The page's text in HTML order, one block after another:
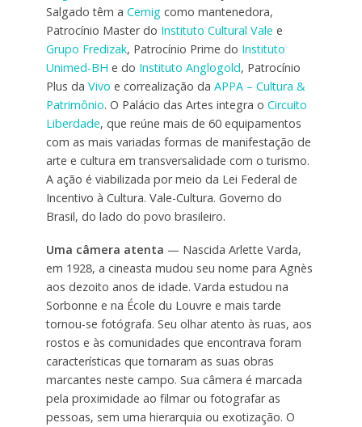
Salgado têm a Cemigcomo mantenedora,
Patrocínio Master do Instituto Cultural Vale e
Grupo Fredizak, Patrocínio Prime do Instituto
Unimed-BH e do Instituto Anglogold, Patrocínio
Plus da Vivo e correalização da APPA – Cultura &
Patrimônio. O Palácio das Artes integra o Circuito
Liberdade, que reúne mais de 60 equipamentos
com as mais variadas formas de manifestação de
arte e cultura em transversalidade com o turismo.
A ação é viabilizada por meio da Lei Federal de
Incentivo à Cultura. Vale-Cultura. Governo do
Brasil, do lado do povo brasileiro.
Uma câmera atenta — Nascida Arlette Varda,
em 1928, a cineasta mudou seu nome para Agnès
aos dezoito anos de idade. Varda estudou na
Sorbonne e na École du Louvre e mais tarde
tornou-se fotógrafa. Seu olhar atento às ruas, aos
rostos e às comunidades que encontrava foram
características que tornaram as suas obras
marcantes neste campo. Sua câmera é marcada
pela proximidade ao filmar ou fotografar as
pessoas, sem uma hierarquia ou exotização. O